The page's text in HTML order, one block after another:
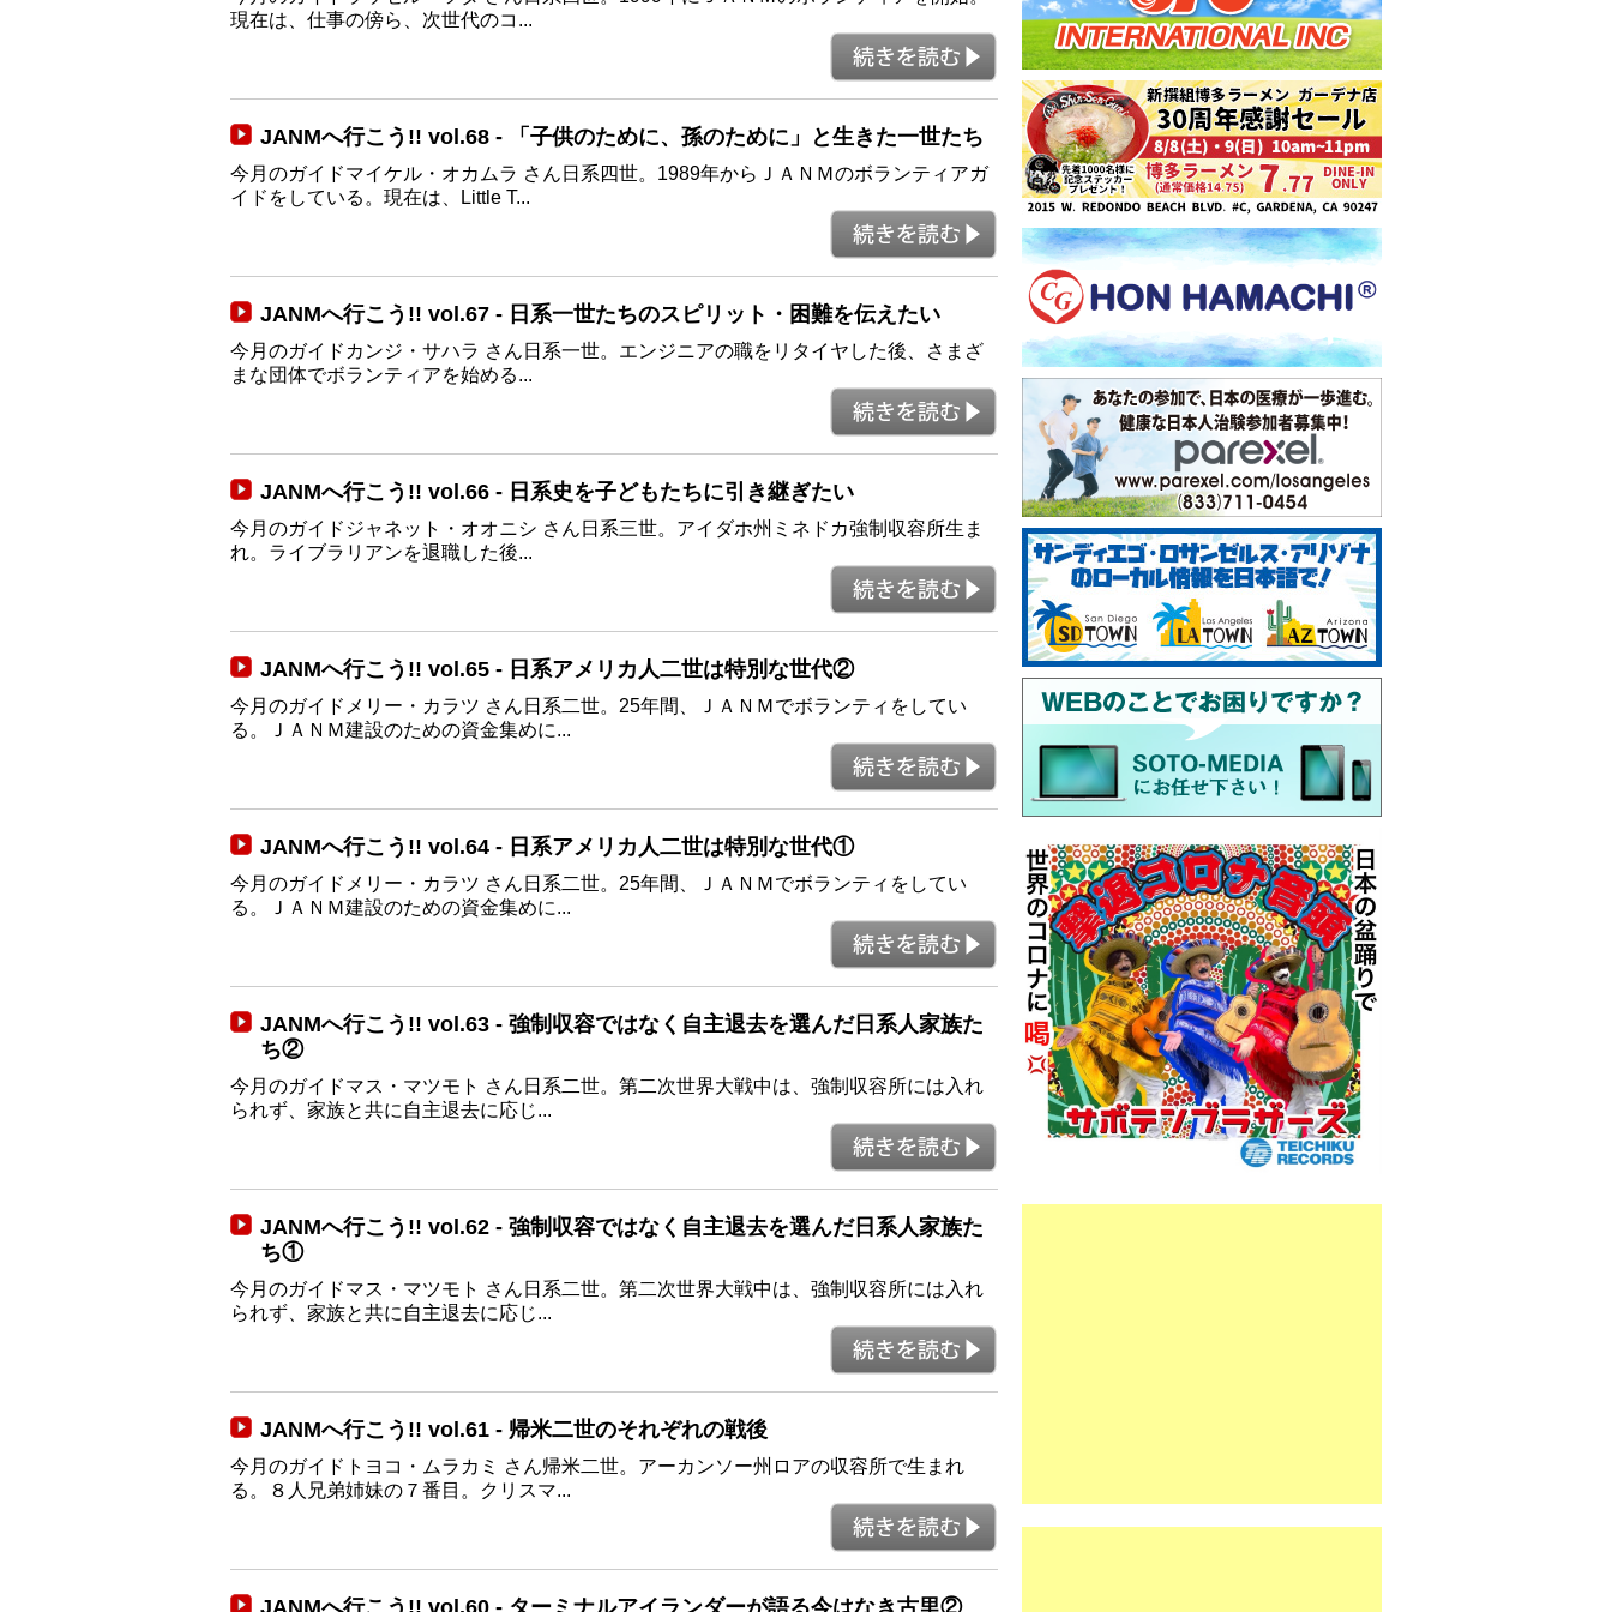
現在は、仕事の傍ら、次世代のコ...
JANMへ行こう!! vol.68 - 「子供のために、孫のために」と生きた一世たち
今月のガイドマイケル・オカムラ さん日系四世。1989年からＪＡＮＭのボランティアガ
イドをしている。現在は、Little T...
JANMへ行こう!! vol.67 - 日系一世たちのスピリット・困難を伝えたい
今月のガイドカンジ・サハラ さん日系一世。エンジニアの職をリタイヤした後、さまざ
まな団体でボランティアを始める...
JANMへ行こう!! vol.66 - 日系史を子どもたちに引き継ぎたい
今月のガイドジャネット・オオニシ さん日系三世。アイダホ州ミネドカ強制収容所生ま
れ。ライブラリアンを退職した後...
JANMへ行こう!! vol.65 - 日系アメリカ人二世は特別な世代②
今月のガイドメリー・カラツ さん日系二世。25年間、ＪＡＮＭでボランティをしてい
る。ＪＡＮＭ建設のための資金集めに...
JANMへ行こう!! vol.64 - 日系アメリカ人二世は特別な世代①
今月のガイドメリー・カラツ さん日系二世。25年間、ＪＡＮＭでボランティをしてい
る。ＪＡＮＭ建設のための資金集めに...
JANMへ行こう!! vol.63 - 強制収容ではなく自主退去を選んだ日系人家族た
ち②
今月のガイドマス・マツモト さん日系二世。第二次世界大戦中は、強制収容所には入れ
られず、家族と共に自主退去に応じ...
JANMへ行こう!! vol.62 - 強制収容ではなく自主退去を選んだ日系人家族た
ち①
今月のガイドマス・マツモト さん日系二世。第二次世界大戦中は、強制収容所には入れ
られず、家族と共に自主退去に応じ...
JANMへ行こう!! vol.61 - 帰米二世のそれぞれの戦後
今月のガイドトヨコ・ムラカミ さん帰米二世。アーカンソー州ロアの収容所で生まれ
る。８人兄弟姉妹の７番目。クリスマ...
JANMへ行こう!! vol.60 - ターミナルアイランダーが語る今はなき古里②